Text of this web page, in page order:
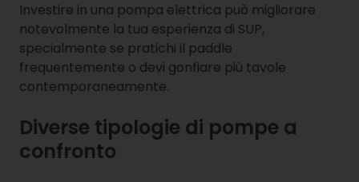
Investire in una pompa elettrica può migliorare
notevolmente la tua esperienza di SUP,
specialmente se pratichi il paddle
frequentemente o devi gonfiare più tavole
contemporaneamente.
Diverse tipologie di pompe a
confronto